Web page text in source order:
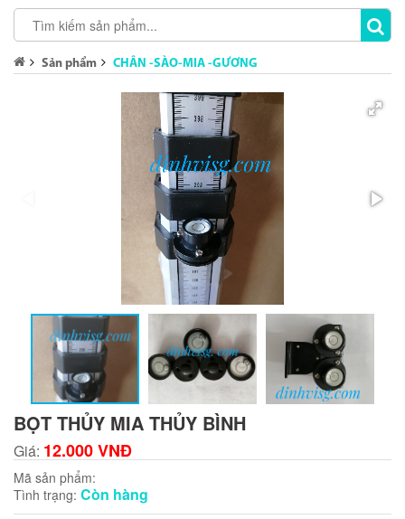
Sản phẩm CHÂN -SÀO-MIA -GƯƠNG
BỌT THỦY MIA THỦY BÌNH
Giá: 12.000 VNĐ
Mã sản phẩm:
Tình trạng: Còn hàng